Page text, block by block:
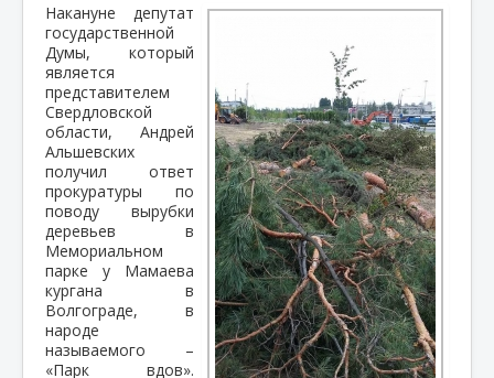
Накануне депутат
государственной
Думы, который
является
представителем
Свердловской
области, Андрей
Альшевских
получил ответ
прокуратуры по
поводу вырубки
деревьев в
Мемориальном
парке у Мамаева
кургана в
Волгограде, в
народе
называемого –
«Парк вдов».